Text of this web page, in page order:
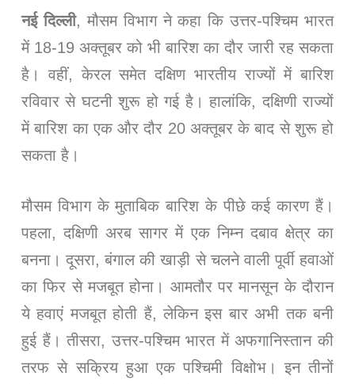
नई दिल्ली, मौसम विभाग ने कहा कि उत्तर-पश्चिम भारत
में 18-19 अक्तूबर को भी बारिश का दौर जारी रह सकता
है। वहीं, केरल समेत दक्षिण भारतीय राज्यों में बारिश
रविवार से घटनी शुरू हो गई है। हालांकि, दक्षिणी राज्यों
में बारिश का एक और दौर 20 अक्तूबर के बाद से शुरू हो
सकता है।
मौसम विभाग के मुताबिक बारिश के पीछे कई कारण हैं।
पहला, दक्षिणी अरब सागर में एक निम्न दबाव क्षेत्र का
बनना। दूसरा, बंगाल की खाड़ी से चलने वाली पूर्वी हवाओं
का फिर से मजबूत होना। आमतौर पर मानसून के दौरान
ये हवाएं मजबूत होती हैं, लेकिन इस बार अभी तक बनी
हुई हैं। तीसरा, उत्तर-पश्चिम भारत में अफगानिस्तान की
तरफ से सक्रिय हुआ एक पश्चिमी विक्षोभ। इन तीनों